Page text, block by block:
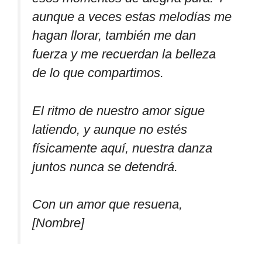
aunque a veces estas melodías me
hagan llorar, también me dan
fuerza y me recuerdan la belleza
de lo que compartimos.
El ritmo de nuestro amor sigue
latiendo, y aunque no estés
físicamente aquí, nuestra danza
juntos nunca se detendrá.
Con un amor que resuena,
[Nombre]